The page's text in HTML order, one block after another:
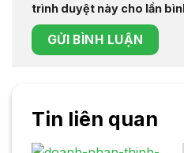
trình duyệt này cho lần
Tin liên quan